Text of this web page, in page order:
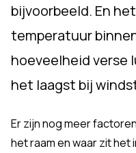
bijvoorbeeld. En
temperatuur
hoeveelheid verse
het laagst bij
Er zijn nog meer
het raam en waar zit het